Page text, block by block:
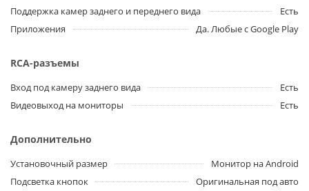
Поддержка камер заднего и переднего вида
Есть
Приложения
Да. Любые с Google Play
RCA-разъемы
Вход под камеру заднего вида
Есть
Видеовыход на мониторы
Есть
Дополнительно
Установочный размер
Монитор на Android
Подсветка кнопок
Оригинальная под авто